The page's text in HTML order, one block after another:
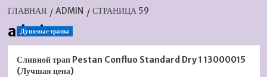
ГЛАВНАЯ ADMIN СТРАНИЦА 59
admin
Душевые трапы
Сливной трап Pestan Confluo Standard Dry 1 13000015
(Лучшая цена)